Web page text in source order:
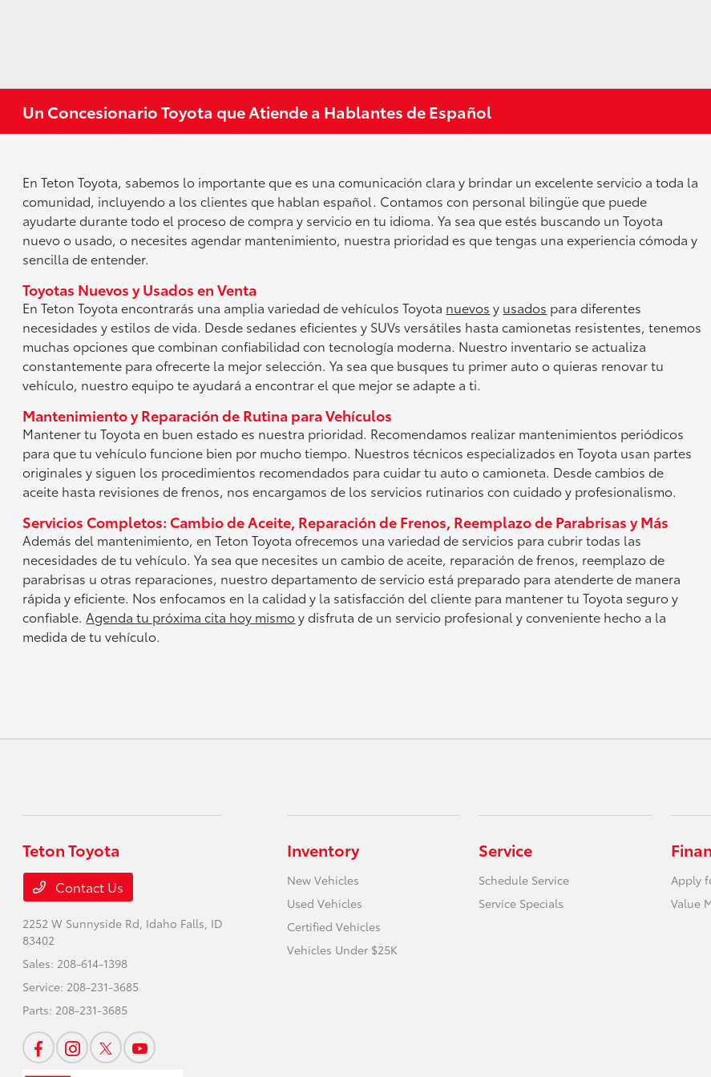
Un Concesionario Toyota que Atiende a Hablantes de Español
En Teton Toyota, sabemos lo importante que es una comunicación clara y brindar un excelente servicio a toda la
comunidad, incluyendo a los clientes que hablan español. Contamos con personal bilingüe que puede
ayudarte durante todo el proceso de compra y servicio en tu idioma. Ya sea que estés buscando un Toyota
nuevo o usado, o necesites agendar mantenimiento, nuestra prioridad es que tengas una experiencia cómoda y
sencilla de entender.
Toyotas Nuevos y Usados en Venta
En Teton Toyota encontrarás una amplia variedad de vehículos Toyota nuevos y usados para diferentes
necesidades y estilos de vida. Desde sedanes eficientes y SUVs versátiles hasta camionetas resistentes, tenemos
muchas opciones que combinan confiabilidad con tecnología moderna. Nuestro inventario se actualiza
constantemente para ofrecerte la mejor selección. Ya sea que busques tu primer auto o quieras renovar tu
vehículo, nuestro equipo te ayudará a encontrar el que mejor se adapte a ti.
Mantenimiento y Reparación de Rutina para Vehículos
Mantener tu Toyota en buen estado es nuestra prioridad. Recomendamos realizar mantenimientos periódicos
para que tu vehículo funcione bien por mucho tiempo. Nuestros técnicos especializados en Toyota usan partes
originales y siguen los procedimientos recomendados para cuidar tu auto o camioneta. Desde cambios de
aceite hasta revisiones de frenos, nos encargamos de los servicios rutinarios con cuidado y profesionalismo.
Servicios Completos: Cambio de Aceite, Reparación de Frenos, Reemplazo de Parabrisas y Más
Además del mantenimiento, en Teton Toyota ofrecemos una variedad de servicios para cubrir todas las
necesidades de tu vehículo. Ya sea que necesites un cambio de aceite, reparación de frenos, reemplazo de
parabrisas u otras reparaciones, nuestro departamento de servicio está preparado para atenderte de manera
rápida y eficiente. Nos enfocamos en la calidad y la satisfacción del cliente para mantener tu Toyota seguro y
confiable.Agenda tu próxima cita hoy mismo y disfruta de un servicio profesional y conveniente hecho a la
medida de tu vehículo.
Teton Toyota
Contact Us
2252 W Sunnyside Rd, Idaho Falls, ID
83402
Sales: 208-614-1398
Service: 208-231-3685
Parts: 208-231-3685
Inventory
New Vehicles
Used Vehicles
Certified Vehicles
Vehicles Under $25K
Service
Schedule Service
Service Specials
Apply
Value